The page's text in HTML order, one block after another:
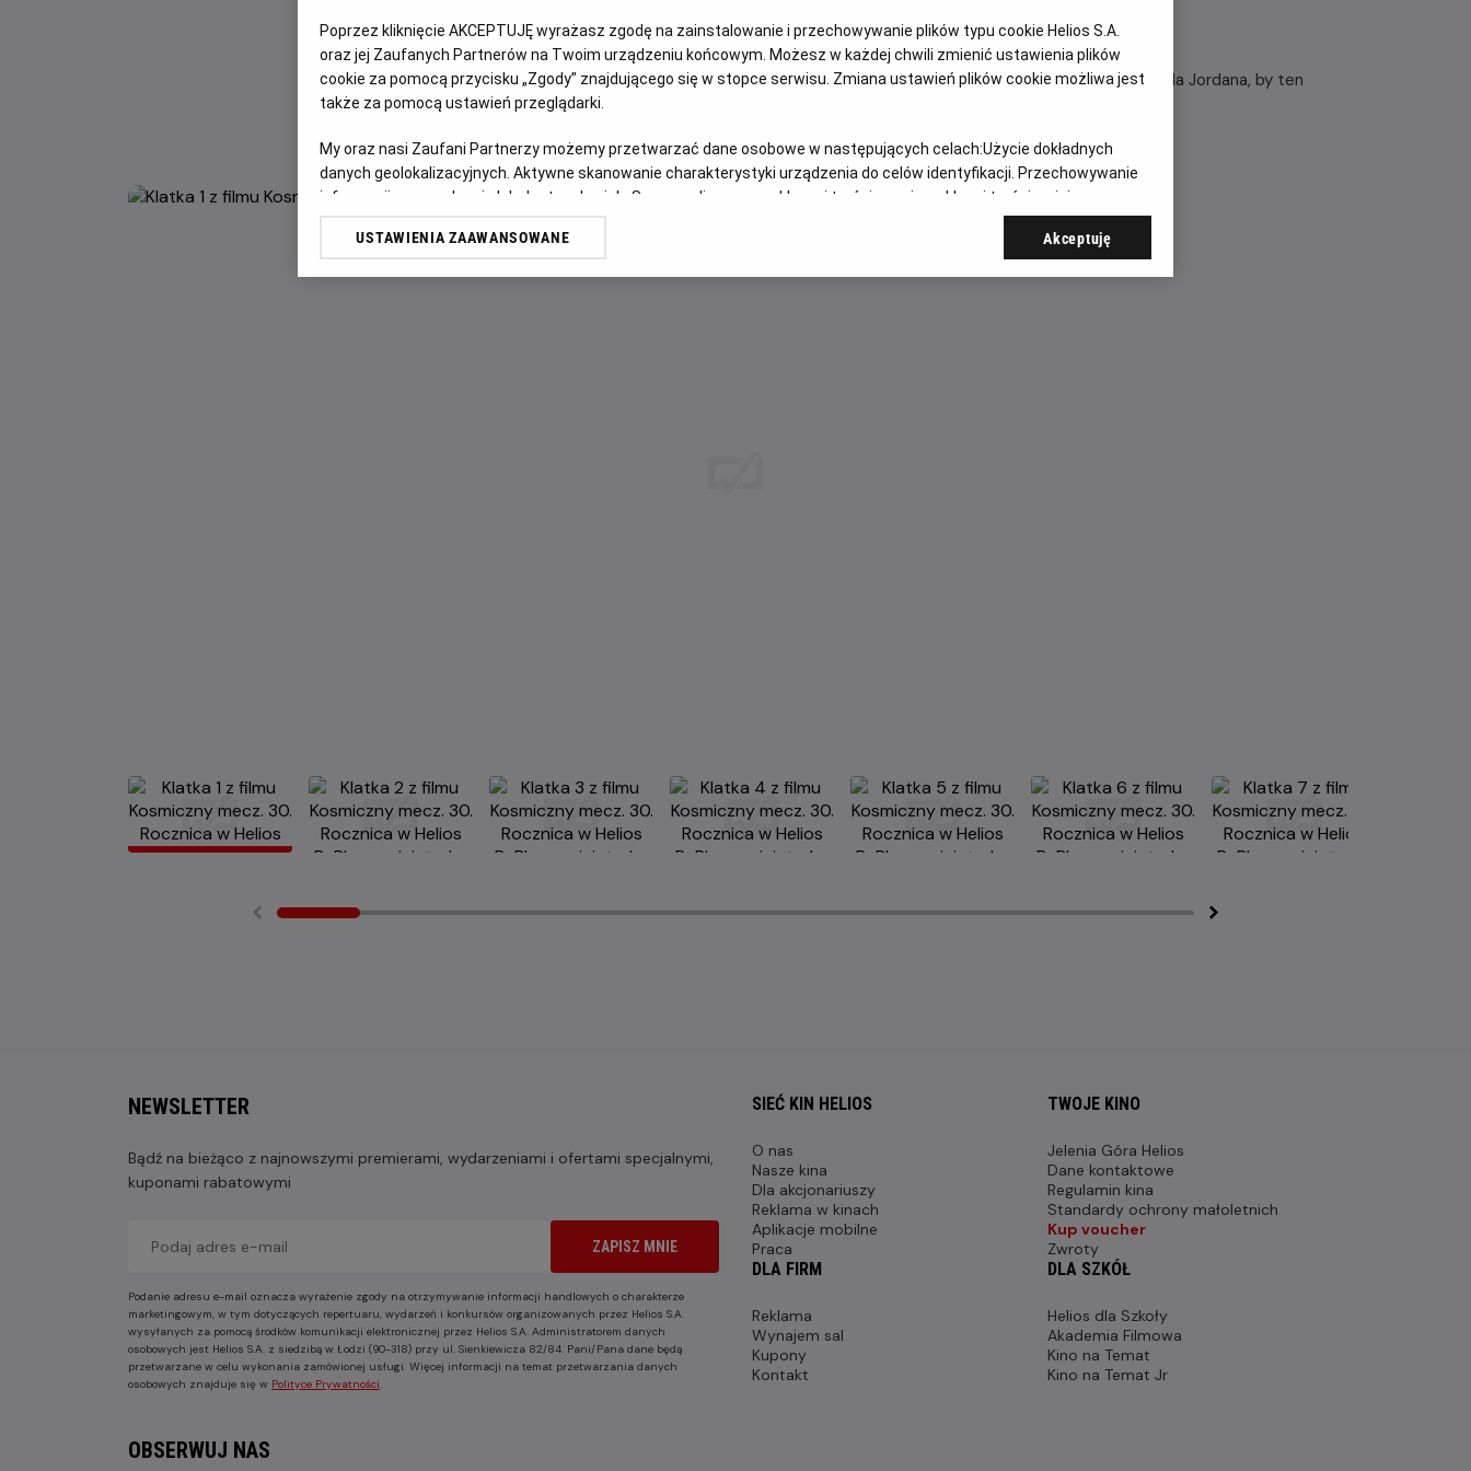
OPIS WYDARZENIA
Bohaterowie kreskówek Looney Tunes z Królikiem Bugsem na czele porywają Michaela Jordana, by ten
pomógł im wygrać ważny mecz koszykówki.
NEWSLETTER
Bądź na bieżąco z najnowszymi premierami, wydarzeniami i ofertami specjalnymi,
kuponami rabatowymi
ZAPISZ MNIE
Podanie adresu e-mail oznacza wyrażenie zgody na otrzymywanie informacji handlowych o charakterze
marketingowym, w tym dotyczących repertuaru, wydarzeń i konkursów organizowanych przez Helios S.A.
wysyłanych za pomocą środków komunikacji elektronicznej przez Helios S.A. Administratorem danych
osobowych jest Helios S.A. z siedzibą w Łodzi (90-318) przy ul. Sienkiewicza 82/84. Pani/Pana dane będą
przetwarzane w celu wykonania zamówionej usługi. Więcej informacji na temat przetwarzania danych
osobowych znajduje się w Polityce Prywatności.
OBSERWUJ NAS
SIEĆ KIN HELIOS
O nas
Nasze kina
Dla akcjonariuszy
Reklama w kinach
Aplikacje mobilne
Praca
TWOJE KINO
Jelenia Góra Helios
Dane kontaktowe
Regulamin kina
Standardy ochrony małoletnich
Kup voucher
Zwroty
DLA FIRM
Reklama
Wynajem sal
Kupony
Kontakt
DLA SZKÓŁ
Helios dla Szkoły
Akademia Filmowa
Kino na Temat
Kino na Temat Jr
Poprzez kliknięcie AKCEPTUJĘ wyrażasz zgodę na zainstalowanie i przechowywanie plików typu cookie Helios S.A.
oraz jej Zaufanych Partnerów na Twoim urządzeniu końcowym. Możesz w każdej chwili zmienić ustawienia plików
cookie za pomocą przycisku „Zgody” znajdującego się w stopce serwisu. Zmiana ustawień plików cookie możliwa jest
także za pomocą ustawień przeglądarki.
My oraz nasi Zaufani Partnerzy możemy przetwarzać dane osobowe w następujących celach:Użycie dokładnych
danych geolokalizacyjnych. Aktywne skanowanie charakterystyki urządzenia do celów identyfikacji. Przechowywanie
informacji na urządzeniu lub dostęp do nich. Spersonalizowane reklamy i treści, pomiar reklam i treści, opinie
odbiorców i ulepszanie usług.
USTAWIENIA ZAAWANSOWANE Akceptuję